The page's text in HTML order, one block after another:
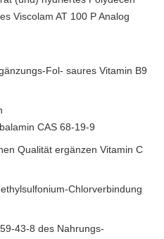
Viscolam AT 100 P Analog
Fol- saures Vitamin B9
CAS 68-19-9
Qualität ergänzen Vitamin C
Chlorverbindung
43-8 des Nahrungs-